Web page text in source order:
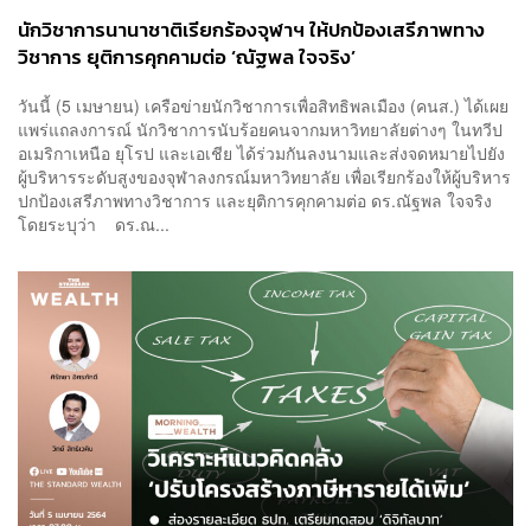
นักวิชาการนานาชาติเรียกร้องจุฬาฯ ให้ปกป้องเสรีภาพทาง
วิชาการ ยุติการคุกคามต่อ ‘ณัฐพล ใจจริง’
วันนี้ (5 เมษายน) เครือข่ายนักวิชาการเพื่อสิทธิพลเมือง (คนส.) ได้เผย
แพร่แถลงการณ์ นักวิชาการนับร้อยคนจากมหาวิทยาลัยต่างๆ ในทวีป
อเมริกาเหนือ ยุโรป และเอเชีย ได้ร่วมกันลงนามและส่งจดหมายไปยัง
ผู้บริหารระดับสูงของจุฬาลงกรณ์มหาวิทยาลัย เพื่อเรียกร้องให้ผู้บริหาร
ปกป้องเสรีภาพทางวิชาการ และยุติการคุกคามต่อ ดร.ณัฐพล ใจจริง
โดยระบุว่า ดร.ณ...